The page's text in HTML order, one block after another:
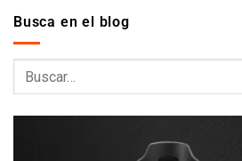
Busca en el blog